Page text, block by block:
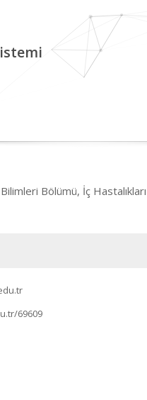
Bölümü, İç
69609